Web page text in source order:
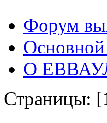
Форум
Основной
О
Страницы: [